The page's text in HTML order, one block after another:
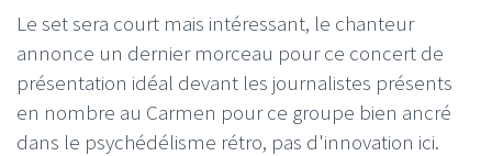
Le set sera court mais intéressant, le chanteur
annonce un dernier morceau pour ce concert de
présentation idéal devant les journalistes présents
en nombre au Carmen pour ce groupe bien ancré
dans le psychédélisme rétro, pas d'innovation ici.